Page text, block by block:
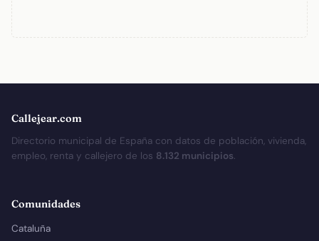
Callejear.com
Directorio municipal de España con datos de población, vivienda,
empleo, renta y callejero de los 8.132 municipios.
Comunidades
Cataluña